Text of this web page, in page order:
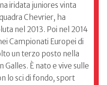
iridata juniores vinta
Chevrier, ha
nel 2013. Poi nel 2014
Campionati Europei di
un terzo posto nella
Galles. È nato e vive sulle
lo sci di fondo, sport